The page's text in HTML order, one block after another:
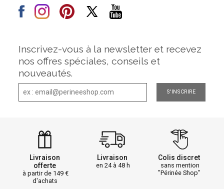
Inscrivez-vous à la newsletter et recevez
nos offres spéciales, conseils et
nouveautés.
S'INSCRIRE
Livraison
offerte
à partir de 149
d'achats
Livraison
en 24 à 48 h
Colis discret
sans mention
"Périnée Shop"